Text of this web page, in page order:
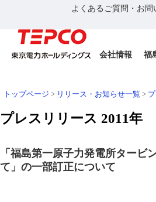
よくあるご質問・お問
会社情報 福
トップページ > リリース・お知らせ一覧 >
プレスリリース 2011年
「福島第一原子力発電所ター
て」の一部訂正について
平成23年５
東京電力株